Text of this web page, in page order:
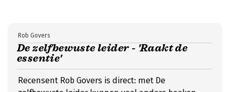
De zelfbewuste leider - 'Raakt de
essentie'
Rob Govers
Recensent Rob Govers is direct: met De